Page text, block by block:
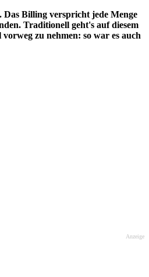
Das Billing verspricht jede Menge
Traditionell geht's auf diesem
zu nehmen: so war es auch
Anzeige